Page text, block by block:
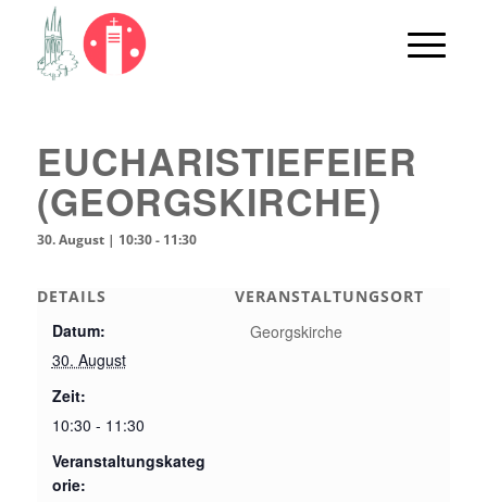
EUCHARISTIEFEIER
(GEORGSKIRCHE)
30. August | 10:30- 11:30
DETAILS
Datum:
30. August
Zeit:
10:30 - 11:30
Veranstaltungskateg
orie:
VERANSTALTUNGSORT
Georgskirche